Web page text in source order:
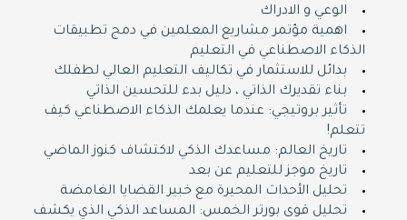
الوعي و الادراك
اهمية مؤتمر مشاريع المعلمين في دمج تطبيقات
الذكاء الاصطناعي في التعليم
بدائل للاستثمار في تكاليف التعليم العالي لطفلك
بناء تقديرك الذاتي ، دليل بدء للتحسين الذاتي
تأثير بروتيجي: عندما يعلمك الذكاء الاصطناعي كيف
تتعلم!
تاريخ العالم: مساعدك الذكي لاكتشاف كنوز الماضي
تاريخ موجز للتعليم عن بعد
تحليل الأحداث المحيرة مع خبير القضايا الغامضة
تحليل قوى بورتر الخمس: المساعد الذكي الذي يكشف